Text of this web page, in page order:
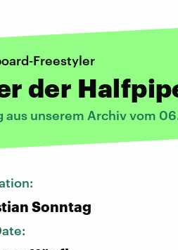
Freestyler
der
aus unserem Archiv vom
Sonntag